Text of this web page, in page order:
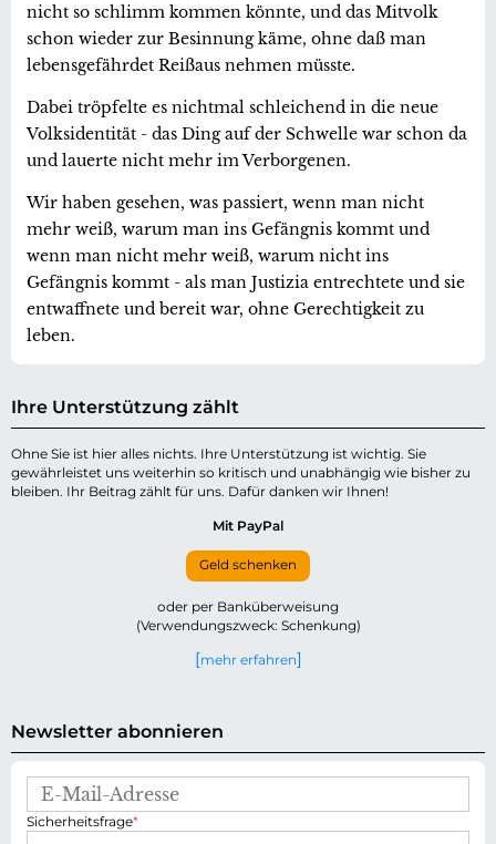
nicht so schlimm kommen könnte, und das Mitvolk
schon wieder zur Besinnung käme, ohne daß man
lebensgefährdet Reißaus nehmen müsste.
Dabei tröpfelte es nichtmal schleichend in die neue
Volksidentität - das Ding auf der Schwelle war schon da
und lauerte nicht mehr im Verborgenen.
Wir haben gesehen, was passiert, wenn man nicht
mehr weiß, warum man ins Gefängnis kommt und
wenn man nicht mehr weiß, warum nicht ins
Gefängnis kommt - als man Justizia entrechtete und sie
entwaffnete und bereit war, ohne Gerechtigkeit zu
leben.
Ihre Unterstützung zählt
Ohne Sie ist hier alles nichts. Ihre Unterstützung ist wichtig. Sie
gewährleistet uns weiterhin so kritisch und unabhängig wie bisher zu
bleiben. Ihr Beitrag zählt für uns. Dafür danken wir Ihnen!
Mit PayPal
Geld schenken
oder per Banküberweisung
(Verwendungszweck: Schenkung)
mehr erfahren
Newsletter abonnieren
M
P
Sicherheitsfrage*